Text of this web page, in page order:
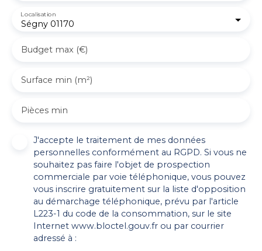
Ségny 01170
Localisation
Budget max (€)
Surface min (m²)
Pièces min
J'accepte le traitement de mes données
personnelles conformément au RGPD. Si vous ne
souhaitez pas faire l'objet de prospection
commerciale par voie téléphonique, vous pouvez
vous inscrire gratuitement sur la liste d'opposition
au démarchage téléphonique, prévu par l'article
L223-1 du code de la consommation, sur le site
Internet www.bloctel.gouv.fr ou par courrier
adressé à :